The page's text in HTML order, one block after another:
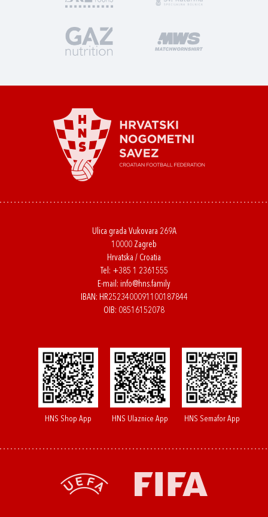
Ulica grada Vukovara 269A
10000 Zagreb
Hrvatska / Croatia
Tel: +385 1 2361555
E-mail: info@hns.family
IBAN: HR2523400091100187844
OIB: 08516152078
HNS Shop App HNS Ulaznice App HNS Semafor App